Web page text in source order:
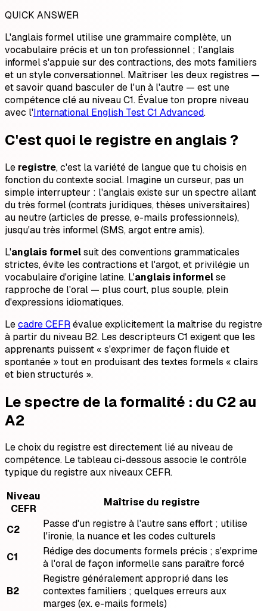
QUICK ANSWER
L'anglais formel utilise une grammaire complète, un
vocabulaire précis et un ton professionnel ; l'anglais
informel s'appuie sur des contractions, des mots familiers
et un style conversationnel. Maîtriser les deux registres —
et savoir quand basculer de l'un à l'autre — est une
compétence clé au niveau C1. Évalue ton propre niveau
avec l'International English Test C1 Advanced.
C'est quoi le registre en anglais ?
Le registre, c'est la variété de langue que tu choisis en
fonction du contexte social. Imagine un curseur, pas un
simple interrupteur : l'anglais existe sur un spectre allant
du très formel (contrats juridiques, thèses universitaires)
au neutre (articles de presse, e-mails professionnels),
jusqu'au très informel (SMS, argot entre amis).
L'anglais formelsuit des conventions grammaticales
strictes, évite les contractions et l'argot, et privilégie un
vocabulaire d'origine latine. L'anglais informelse
rapproche de l'oral — plus court, plus souple, plein
d'expressions idiomatiques.
Lecadre CEFRévalue explicitement la maîtrise du registre
à partir du niveau B2. Les descripteurs C1 exigent que les
apprenants puissent « s'exprimer de façon fluide et
spontanée » tout en produisant des textes formels « clairs
et bien structurés ».
Le spectre de la formalité : du C2 au
A2
Le choix du registre est directement lié au niveau de
compétence. Le tableau ci-dessous associe le contrôle
typique du registre aux niveaux CEFR.
Niveau
CEFR
Maîtrise du registre
C2
Passe d'un registre à l'autre sans effort ; utilise
l'ironie, la nuance et les codes culturels
C1
Rédige des documents formels précis ; s'exprime
à l'oral de façon informelle sans paraître forcé
B2
Registre généralement approprié dans les
contextes familiers ; quelques erreurs aux
marges (ex. e-mails formels)